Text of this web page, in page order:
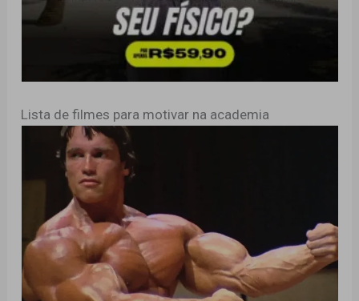
Lista de filmes para motivar na academia